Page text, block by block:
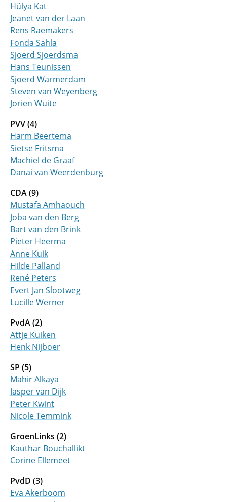
Hülya Kat
Jeanet van der Laan
Rens Raemakers
Fonda Sahla
Sjoerd Sjoerdsma
Hans Teunissen
Sjoerd Warmerdam
Steven van Weyenberg
Jorien Wuite
PVV (4)
Harm Beertema
Sietse Fritsma
Machiel de Graaf
Danai van Weerdenburg
CDA (9)
Mustafa Amhaouch
Joba van den Berg
Bart van den Brink
Pieter Heerma
Anne Kuik
Hilde Palland
René Peters
Evert Jan Slootweg
Lucille Werner
PvdA (2)
Attje Kuiken
Henk Nijboer
SP (5)
Mahir Alkaya
Jasper van Dijk
Peter Kwint
Nicole Temmink
GroenLinks (2)
Kauthar Bouchallikt
Corine Ellemeet
PvdD (3)
Eva Akerboom